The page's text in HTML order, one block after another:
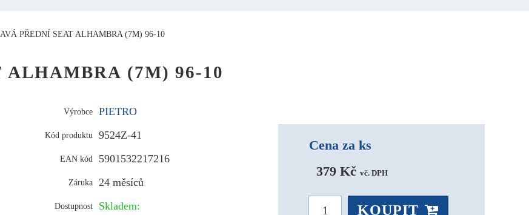
PŘEDNÍ SEAT ALHAMBRA (7M) 96-10
(7M) 96-10
Výrobce PIETRO
Kód produktu 9524Z-41
EAN kód 5901532217216
Záruka 24 měsíců
Dostupnost
Skladem:
Cena za ks
379 Kč vč. DPH
KOUPIT